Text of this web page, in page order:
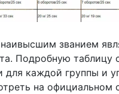
званием
Подробную таблицу
для каждой группы и
на официальном